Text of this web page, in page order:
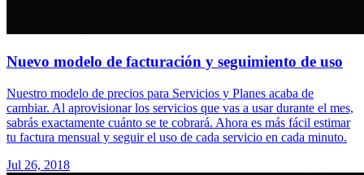
Nuevo modelo de facturación y seguimiento de uso
Nuestro modelo de precios para Servicios y Planes acaba de
cambiar. Al aprovisionar los servicios que vas a usar durante el mes,
sabrás exactamente cuánto se te cobrará. Ahora es más fácil estimar
tu factura mensual y seguir el uso de cada servicio en cada minuto.
Jul 26, 2018